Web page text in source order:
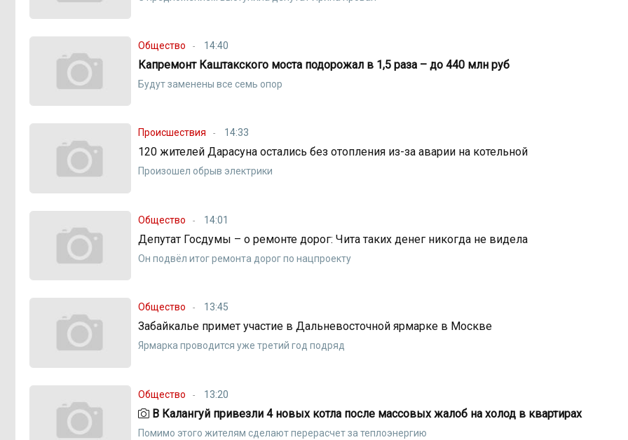
Общество 14:40
Капремонт Каштакского моста подорожал в 1,5 раза – до 440 млн руб
Будут заменены все семь опор
Происшествия 14:33
120 жителей Дарасуна остались без отопления из-за аварии на котельной
Произошел обрыв электрики
Общество 14:01
Депутат Госдумы – о ремонте дорог: Чита таких денег никогда не видела
Он подвёл итог ремонта дорог по нацпроекту
Общество 13:45
Забайкалье примет участие в Дальневосточной ярмарке в Москве
Ярмарка проводится уже третий год подряд
Общество 13:20
В Калангуй привезли 4 новых котла после массовых жалоб на холод в квартирах
Помимо этого жителям сделают перерасчет за теплоэнергию